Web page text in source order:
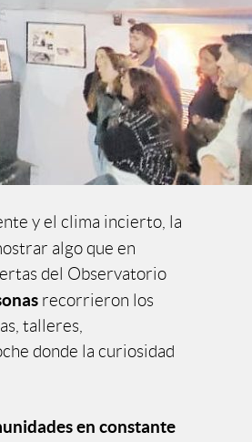
y el clima incierto, la
algo que en
del Observatorio
recorrieron los
talleres,
donde la curiosidad
en constante